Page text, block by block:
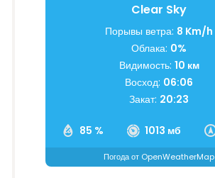
Clear Sky
85 % 1013 мб
Порывы ветра: 8 Km/h
Облака: 0%
Видимость: 10 км
Восход: 06:06
Закат: 20:23
Погода от OpenWeatherMap